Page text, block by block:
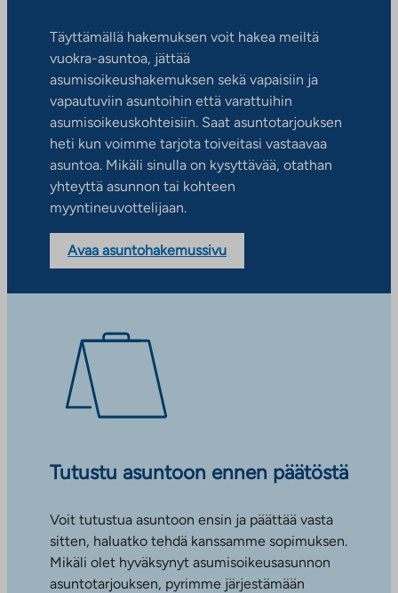
Täyttämällä hakemuksen voit hakea meiltä
vuokra-asuntoa, jättää
asumisoikeushakemuksen sekä vapaisiin ja
vapautuviin asuntoihin että varattuihin
asumisoikeuskohteisiin. Saat asuntotarjouksen
heti kun voimme tarjota toiveitasi vastaavaa
asuntoa. Mikäli sinulla on kysyttävää, otathan
yhteyttä asunnon tai kohteen
myyntineuvottelijaan.
Avaa asuntohakemussivu
Tutustu asuntoon ennen päätöstä
Voit tutustua asuntoon ensin ja päättää vasta
sitten, haluatko tehdä kanssamme sopimuksen.
Mikäli olet hyväksynyt asumisoikeusasunnon
asuntotarjouksen, pyrimme järjestämään